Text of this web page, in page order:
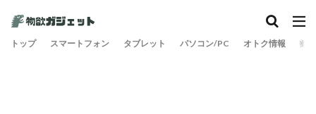
トップ スマートフォン タブレット パソコン/PC オトク情報 旅